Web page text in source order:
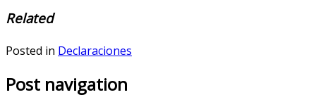
Related
Posted in Declaraciones
Post navigation